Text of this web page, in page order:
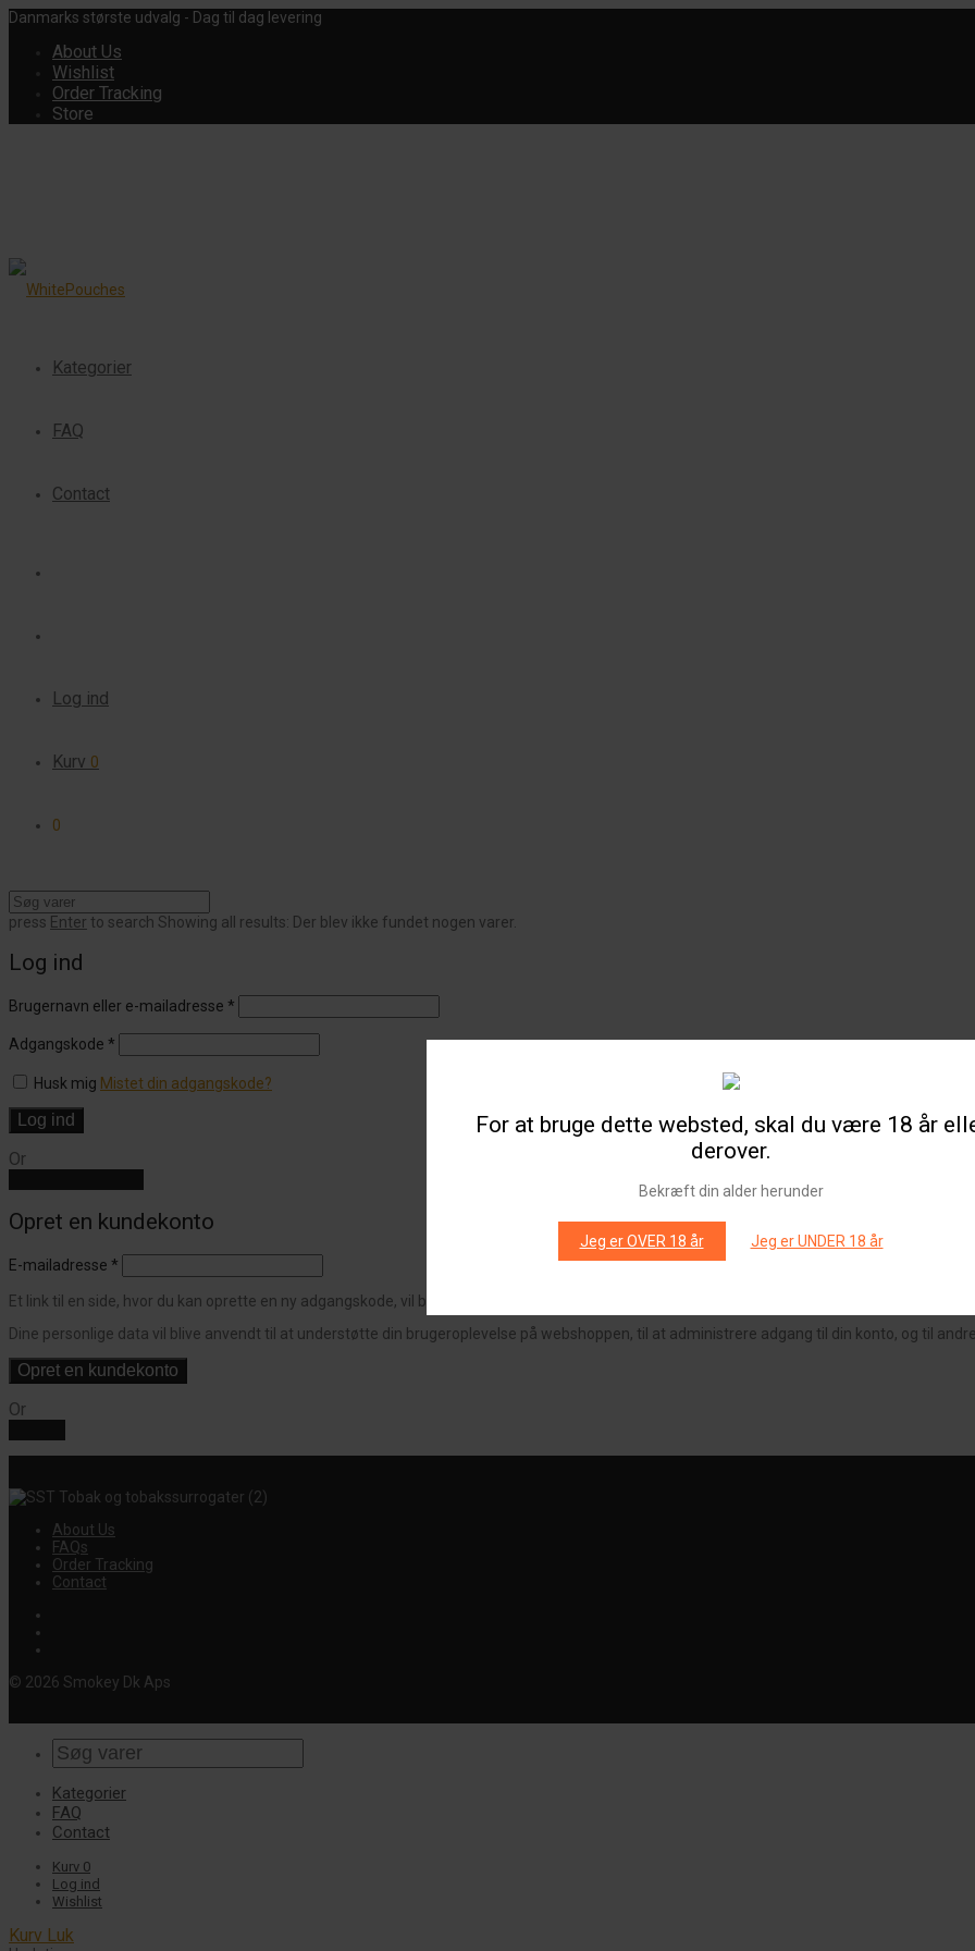
For at bruge dette websted, skal du være 18 år
derover.
Bekræft din alder herunder
Jeg er OVER 18 år Jeg er UNDER 18 år
Danmarks største udvalg - Dag til dag levering
About Us
Wishlist
Order Tracking
Store
Kategorier
FAQ
Contact
Log ind
Kurv 0
0
press Enter to search Showing all results: Der blev ikke fundet nogen varer.
Log ind
Brugernavn eller e-mailadresse *
Adgangskode *
Husk mig Mistet din adgangskode?
Log ind
Or
Opret en kundekonto
E-mailadresse *
Et link til en side, hvor du kan oprette en ny adgangskode, vil blive sendt til din e-mailadresse.
Dine personlige data vil blive anvendt til at understøtte din brugeroplevelse på webshoppen, til at administrere adgang til din konto, og til
Opret en kundekonto
Or
About Us
FAQs
Order Tracking
Contact
© 2026 Smokey Dk Aps
Kategorier
FAQ
Contact
Kurv 0
Log ind
Wishlist
Kurv Luk